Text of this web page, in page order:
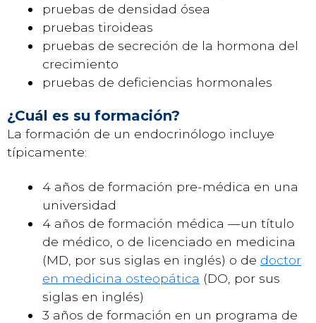
pruebas de densidad ósea
pruebas tiroideas
pruebas de secreción de la hormona del
crecimiento
pruebas de deficiencias hormonales
¿Cuál es su formación?
La formación de un endocrinólogo incluye
típicamente:
4 años de formación pre-médica en una
universidad
4 años de formación médica —un título
de médico, o de licenciado en medicina
(MD, por sus siglas en inglés) o de doctor
en medicina osteopática (DO, por sus
siglas en inglés)
3 años de formación en un programa de